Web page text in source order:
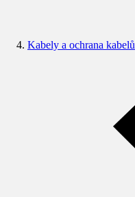
Kabely a ochrana kabelů